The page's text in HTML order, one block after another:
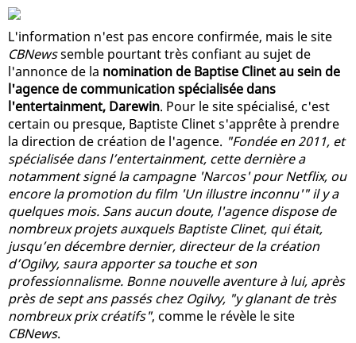
L'information n'est pas encore confirmée, mais le site
CBNewssemble pourtant très confiant au sujet de
l'annonce de la nomination de Baptise Clinet au sein de
l'agence de communication spécialisée dans
l'entertainment, Darewin. Pour le site spécialisé, c'est
certain ou presque, Baptiste Clinet s'apprête à prendre
la direction de création de l'agence. "Fondée en 2011, et
spécialisée dans l’entertainment, cette dernière a
notamment signé la campagne 'Narcos' pour Netflix, ou
encore la promotion du film 'Un illustre inconnu'" il y a
quelques mois. Sans aucun doute, l'agence dispose de
nombreux projets auxquels Baptiste Clinet, qui était,
jusqu’en décembre dernier, directeur de la création
d’Ogilvy, saura apporter sa touche et son
professionnalisme. Bonne nouvelle aventure à lui, après
près de sept ans passés chez Ogilvy, "y glanant de très
nombreux prix créatifs", comme le révèle le site
CBNews.